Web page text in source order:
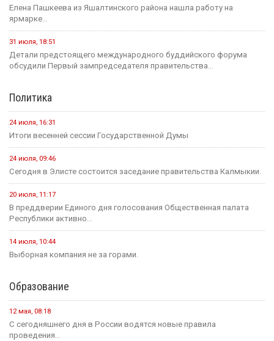
Елена Пашкеева из Яшалтинского района нашла работу на
ярмарке...
31 июля, 18:51
Детали предстоящего международного буддийского форума
обсудили Первый зампредседателя правительства...
Политика
24 июля, 16:31
Итоги весенней сессии Государственной Думы
24 июля, 09:46
Сегодня в Элисте состоится заседание правительства Калмыкии.
20 июля, 11:17
В преддверии Единого дня голосования Общественная палата
Республики активно...
14 июля, 10:44
Выборная компания не за горами.
Образование
12 мая, 08:18
С сегодняшнего дня в России водятся новые правила
проведения...